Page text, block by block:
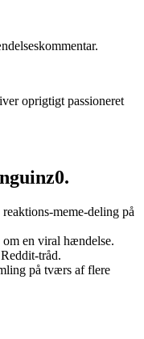
oprigtigt passioneret
meme-deling på
en viral hændelse.
tråd.
på tværs af flere